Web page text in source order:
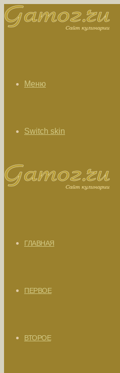
Меню
Switch skin
ГЛАВНАЯ
ПЕРВОЕ
ВТОРОЕ